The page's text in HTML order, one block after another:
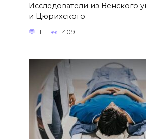
Исследователи из Венского
и Цюрихского
1 409